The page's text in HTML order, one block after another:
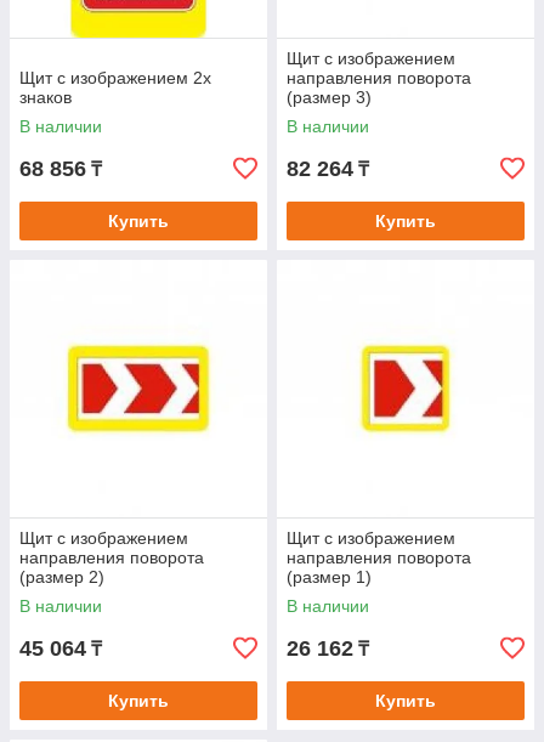
Щит с изображением 2х
знаков
В наличии
68 856 ₸
Купить
Щит с изображением
направления поворота
(размер 3)
В наличии
82 264 ₸
Купить
Щит с изображением
направления поворота
(размер 2)
В наличии
45 064 ₸
Купить
Щит с изображением
направления поворота
(размер 1)
В наличии
26 162 ₸
Купить